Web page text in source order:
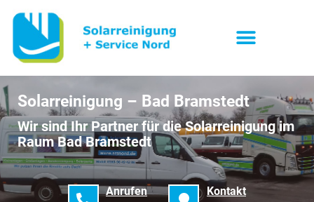
Solarreinigung – Bad Bramstedt
Wir sind Ihr Partner für die Solarreinigung im
Raum Bad Bramstedt
Anrufen Kontakt